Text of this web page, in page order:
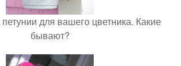
для вашего цветника. Какие
бывают?